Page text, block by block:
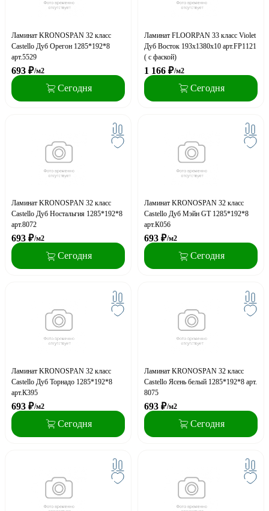
Ламинат KRONOSPAN 32 класс
Castello Дуб Орегон 1285*192*8
арт.5529
693 ₽/м2
Сегодня
Ламинат FLOORPAN 33 класс Violet
Дуб Восток 193х1380х10 арт.FP1121
( с фаской)
1 166 ₽/м2
Сегодня
Ламинат KRONOSPAN 32 класс
Castello Дуб Ностальгия 1285*192*8
арт.8072
693 ₽/м2
Сегодня
Ламинат KRONOSPAN 32 класс
Castello Дуб Мэйн GT 1285*192*8
арт.К056
693 ₽/м2
Сегодня
Ламинат KRONOSPAN 32 класс
Castello Дуб Торнадо 1285*192*8
арт.К395
693 ₽/м2
Сегодня
Ламинат KRONOSPAN 32 класс
Castello Ясень белый 1285*192*8 арт.
8075
693 ₽/м2
Сегодня